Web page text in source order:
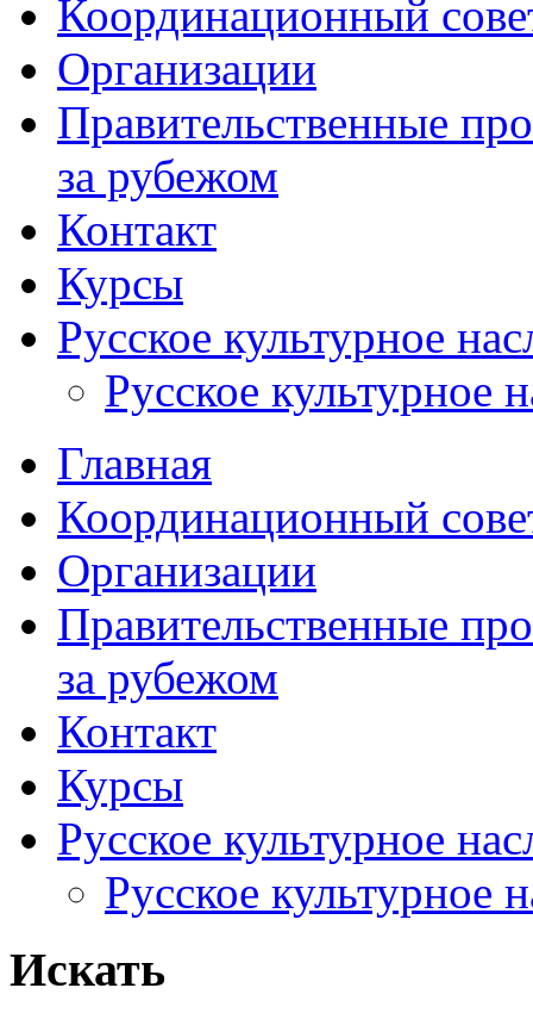
Координационный
Организации
Правительственные
за рубежом
Контакт
Курсы
Русское культурное
Русское культурное
Главная
Координационный
Организации
Правительственные
за рубежом
Контакт
Курсы
Русское культурное
Русское культурное
Искать